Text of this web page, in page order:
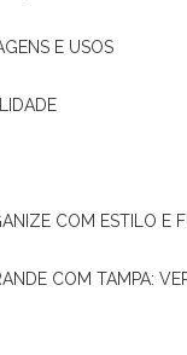
E USOS
COM ESTILO E
COM TAMPA: